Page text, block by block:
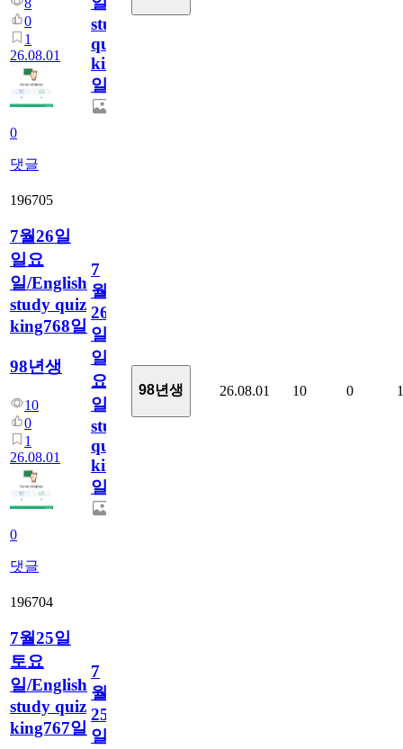
0
1
26.08.01
0
댓글
study
quiz
king769
일
196705
7월26일
일요
일/English
study quiz
king768일
98년생
10
0
1
26.08.01
0
댓글
7
월
26
일
일
요
일/English
study
quiz
king768
일
98년생 26.08.01 10 0 1
196704
7월25일
토요
일/English
study quiz
king767일
7
월
25
일